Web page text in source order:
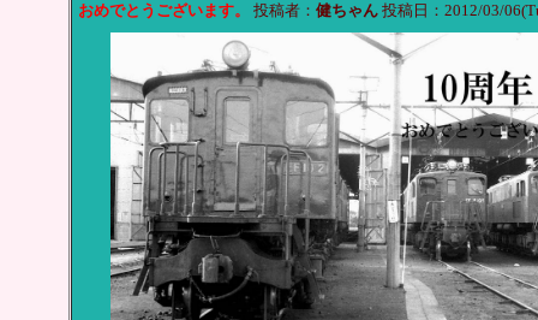
おめでとうございます。 投稿者： 健ちゃん投稿日：2012/03/